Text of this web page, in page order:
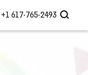
+1 617-765-2493